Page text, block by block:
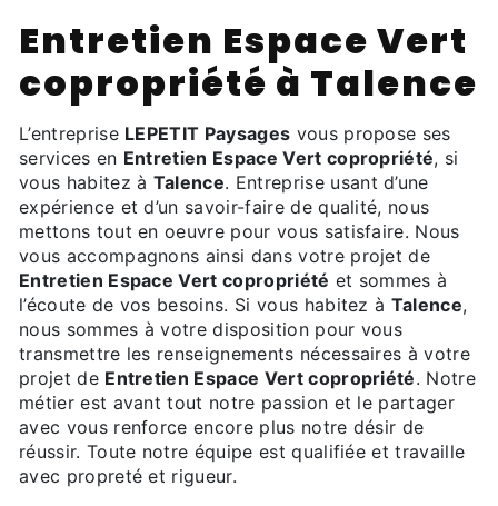
Entretien Espace Vert
copropriété à Talence
L’entreprise LEPETIT Paysages vous propose ses
services en Entretien Espace Vert copropriété, si
vous habitez à Talence. Entreprise usant d’une
expérience et d’un savoir-faire de qualité, nous
mettons tout en oeuvre pour vous satisfaire. Nous
vous accompagnons ainsi dans votre projet de
Entretien Espace Vert copropriété et sommes à
l’écoute de vos besoins. Si vous habitez à Talence,
nous sommes à votre disposition pour vous
transmettre les renseignements nécessaires à votre
projet de Entretien Espace Vert copropriété. Notre
métier est avant tout notre passion et le partager
avec vous renforce encore plus notre désir de
réussir. Toute notre équipe est qualifiée et travaille
avec propreté et rigueur.